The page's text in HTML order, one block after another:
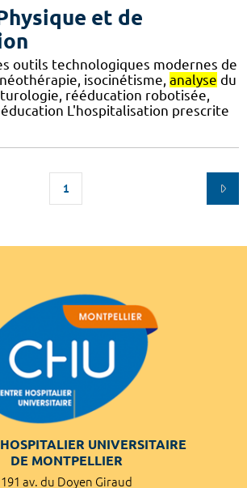
et de
outils technologiques modernes de
isocinétisme, analyse du
rééducation robotisée,
L'hospitalisation prescrite
1
UNIVERSITAIRE
DE MONTPELLIER
191 av. du Doyen Giraud